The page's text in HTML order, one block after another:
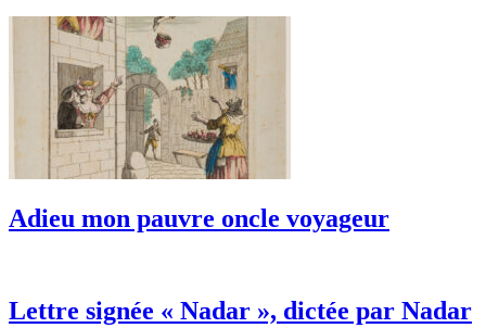
Adieu mon pauvre oncle voyageur
Lettre signée « Nadar », dictée par Nadar